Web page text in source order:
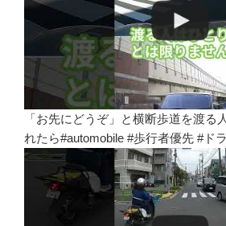
「お先にどうぞ」と横断歩道を渡る
れたら#automobile #歩行者優先 #ド